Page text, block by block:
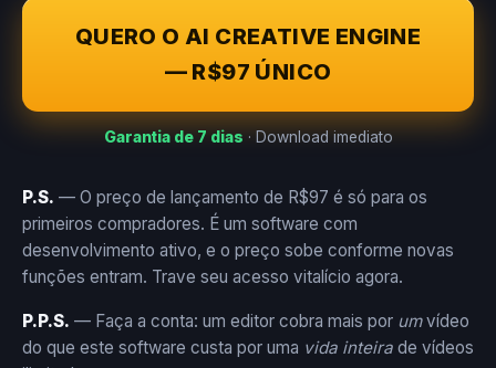
QUERO O AI CREATIVE ENGINE
— R$97 ÚNICO
Garantia de 7 dias · Download imediato
P.S. — O preço de lançamento de R$97 é só para os
primeiros compradores. É um software com
desenvolvimento ativo, e o preço sobe conforme novas
funções entram. Trave seu acesso vitalício agora.
P.P.S. — Faça a conta: um editor cobra mais por umvídeo
do que este software custa por uma vida inteira de vídeos